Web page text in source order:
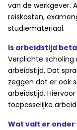
van de werkgever.
reiskosten,
studiemateriaal.
Is arbeidstijd
Verplichte
arbeidstijd. Dat
zeggen dat er ook
arbeidstijd.
toepasselijke
Wat valt er